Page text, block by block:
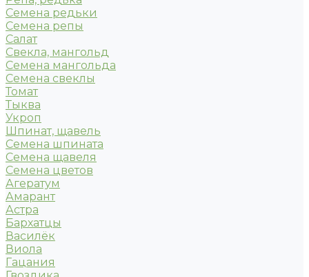
Семена редьки
Семена репы
Салат
Свекла, мангольд
Семена мангольда
Семена свеклы
Томат
Тыква
Укроп
Шпинат, щавель
Семена шпината
Семена щавеля
Семена цветов
Агератум
Амарант
Астра
Бархатцы
Василёк
Виола
Гацания